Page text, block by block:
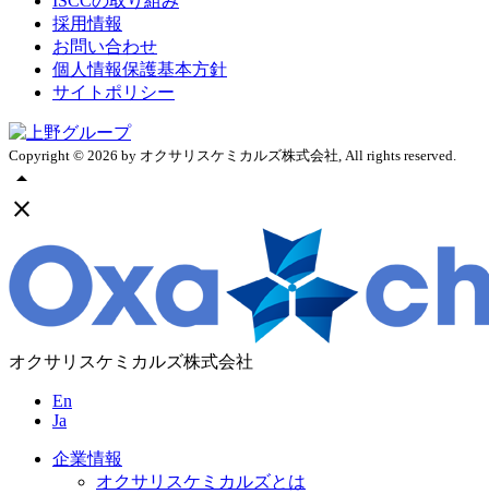
採用情報
お問い合わせ
個人情報保護基本方針
サイトポリシー
Copyright © 2026 by オクサリスケミカルズ株式会社, All rights reserved.
arrow_drop_up
close
オクサリスケミカルズ株式会社
En
Ja
企業情報
オクサリスケミカルズとは